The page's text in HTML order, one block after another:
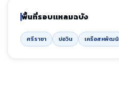
พื้นที่รอบแหลมฉบัง
ศรีราชา บ่อวิน เครือสหพัฒน์